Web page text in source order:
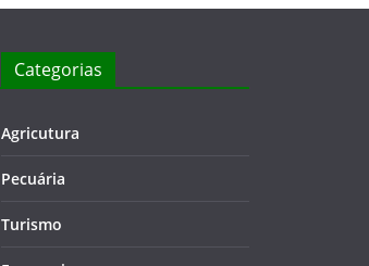
Categorias
Agricutura
Pecuária
Turismo